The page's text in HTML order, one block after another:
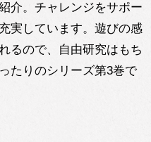
介。チャレンジをサポー
実しています。遊びの感
るので、自由研究はもち
たりのシリーズ第3巻で